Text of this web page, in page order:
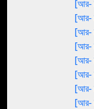
[আর-
[আর-
[আর-
[আর-
[আর-
[আর-
[আর-
[আর-